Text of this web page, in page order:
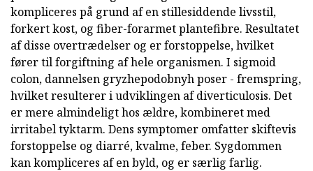
kompliceres på grund af en stillesiddende livsstil,
forkert kost, og fiber-forarmet plantefibre. Resultatet
af disse overtrædelser og er forstoppelse, hvilket
fører til forgiftning af hele organismen. I sigmoid
colon, dannelsen gryzhepodobnyh poser - fremspring,
hvilket resulterer i udviklingen af diverticulosis. Det
er mere almindeligt hos ældre, kombineret med
irritabel tyktarm. Dens symptomer omfatter skiftevis
forstoppelse og diarré, kvalme, feber. Sygdommen
kan kompliceres af en byld, og er særlig farlig.